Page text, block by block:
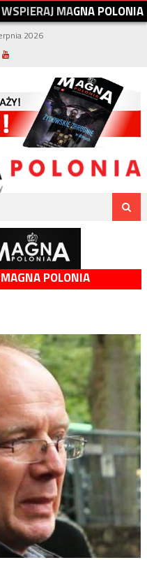
WSPIERAJMAGNAPOLONIA
2026
POLONIA